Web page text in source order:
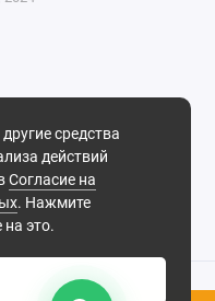
средства
действий
Согласие на
. Нажмите
на это.
д. 14, оф. 14.